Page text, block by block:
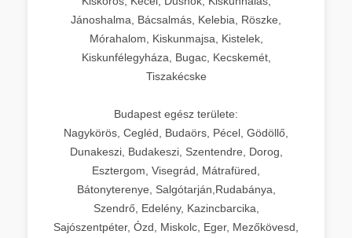
Jánoshalma, Bácsalmás, Kelebia, Röszke,
Mórahalom, Kiskunmajsa, Kistelek,
Kiskunfélegyháza, Bugac, Kecskemét,
Tiszakécske
Budapest egész területe:
Nagykörös, Cegléd, Budaörs, Pécel, Gödöllő,
Dunakeszi, Budakeszi, Szentendre, Dorog,
Esztergom, Visegrád, Mátrafüred,
Bátonyterenye, Salgótarján,Rudabánya,
Szendrő, Edelény, Kazincbarcika,
Sajószentpéter, Ózd, Miskolc, Eger, Mezőkövesd,